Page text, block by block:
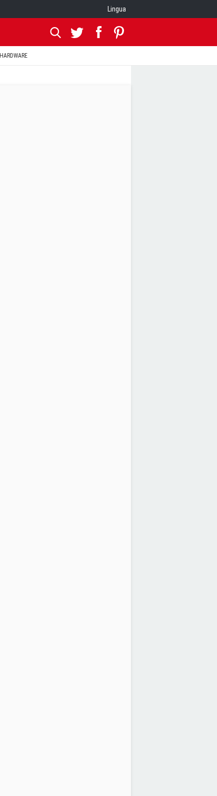
Lingua
HARDWARE